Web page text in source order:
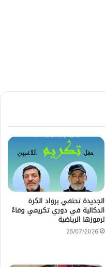
الجديدة تحتفي برواد الكرة
الدكالية في دوري تكريمي وفاءً
لرموزها الرياضية
25/07/2026